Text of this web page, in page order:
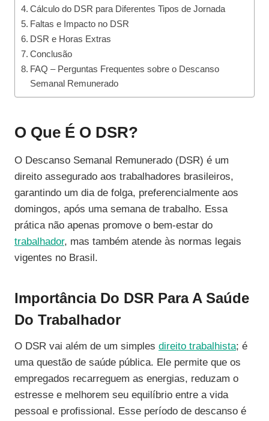
Cálculo do DSR para Diferentes Tipos de Jornada
Faltas e Impacto no DSR
DSR e Horas Extras
Conclusão
FAQ – Perguntas Frequentes sobre o Descanso
Semanal Remunerado
O Que É O DSR?
O Descanso Semanal Remunerado (DSR) é um
direito assegurado aos trabalhadores brasileiros,
garantindo um dia de folga, preferencialmente aos
domingos, após uma semana de trabalho. Essa
prática não apenas promove o bem-estar do
trabalhador, mas também atende às normas legais
vigentes no Brasil.
Importância Do DSR Para A Saúde
Do Trabalhador
O DSR vai além de um simples direito trabalhista; é
uma questão de saúde pública. Ele permite que os
empregados recarreguem as energias, reduzam o
estresse e melhorem seu equilíbrio entre a vida
pessoal e profissional. Esse período de descanso é